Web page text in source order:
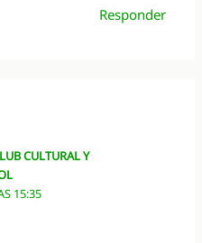
Responder
CULTURAL Y
15:35